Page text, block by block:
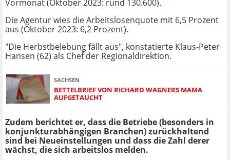
Vormonat (Oktober 2023: rund 130.600).
Die Agentur wies die Arbeitslosenquote mit 6,5 Prozent
aus (Oktober 2023: 6,2 Prozent).
"Die Herbstbelebung fällt aus", konstatierte Klaus-Peter
Hansen (62) als Chef der Regionaldirektion.
SACHSEN
BETTELBRIEF VON RICHARD WAGNERS MAMA
AUFGETAUCHT
Zudem berichtet er, dass die Betriebe (besonders in
konjunkturabhängigen Branchen) zurückhaltend
sind bei Neueinstellungen und dass die Zahl derer
wächst, die sich arbeitslos melden.